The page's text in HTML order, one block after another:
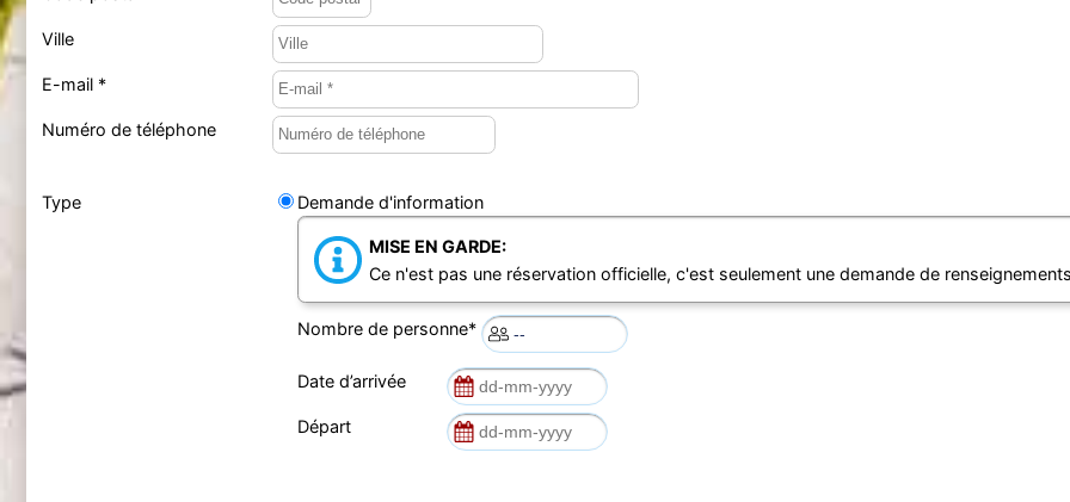
Ville
E-mail *
Numéro de téléphone
Type Demande d'information
MISE EN GARDE:
Ce n'est pas une réservation officielle, c'est seulement une demande de
Nombre de personne*
Date d’arrivée
Départ